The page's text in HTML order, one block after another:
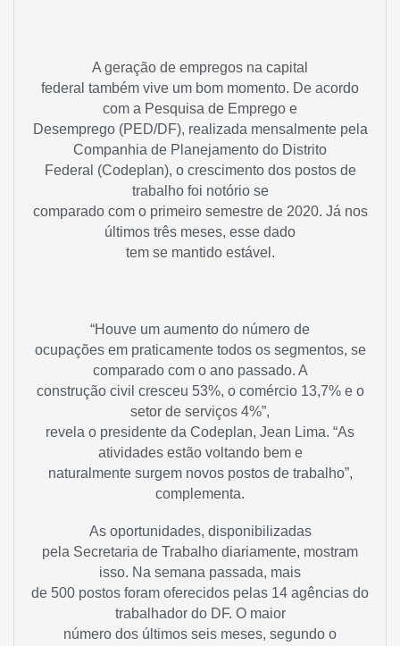
A geração de empregos na capital
federal também vive um bom momento. De acordo
com a Pesquisa de Emprego e
Desemprego (PED/DF), realizada mensalmente pela
Companhia de Planejamento do Distrito
Federal (Codeplan), o crescimento dos postos de
trabalho foi notório se
comparado com o primeiro semestre de 2020. Já nos
últimos três meses, esse dado
tem se mantido estável.
“Houve um aumento do número de
ocupações em praticamente todos os segmentos, se
comparado com o ano passado. A
construção civil cresceu 53%, o comércio 13,7% e o
setor de serviços 4%”,
revela o presidente da Codeplan, Jean Lima. “As
atividades estão voltando bem e
naturalmente surgem novos postos de trabalho”,
complementa.
As oportunidades, disponibilizadas
pela Secretaria de Trabalho diariamente, mostram
isso. Na semana passada, mais
de 500 postos foram oferecidos pelas 14 agências do
trabalhador do DF. O maior
número dos últimos seis meses, segundo o